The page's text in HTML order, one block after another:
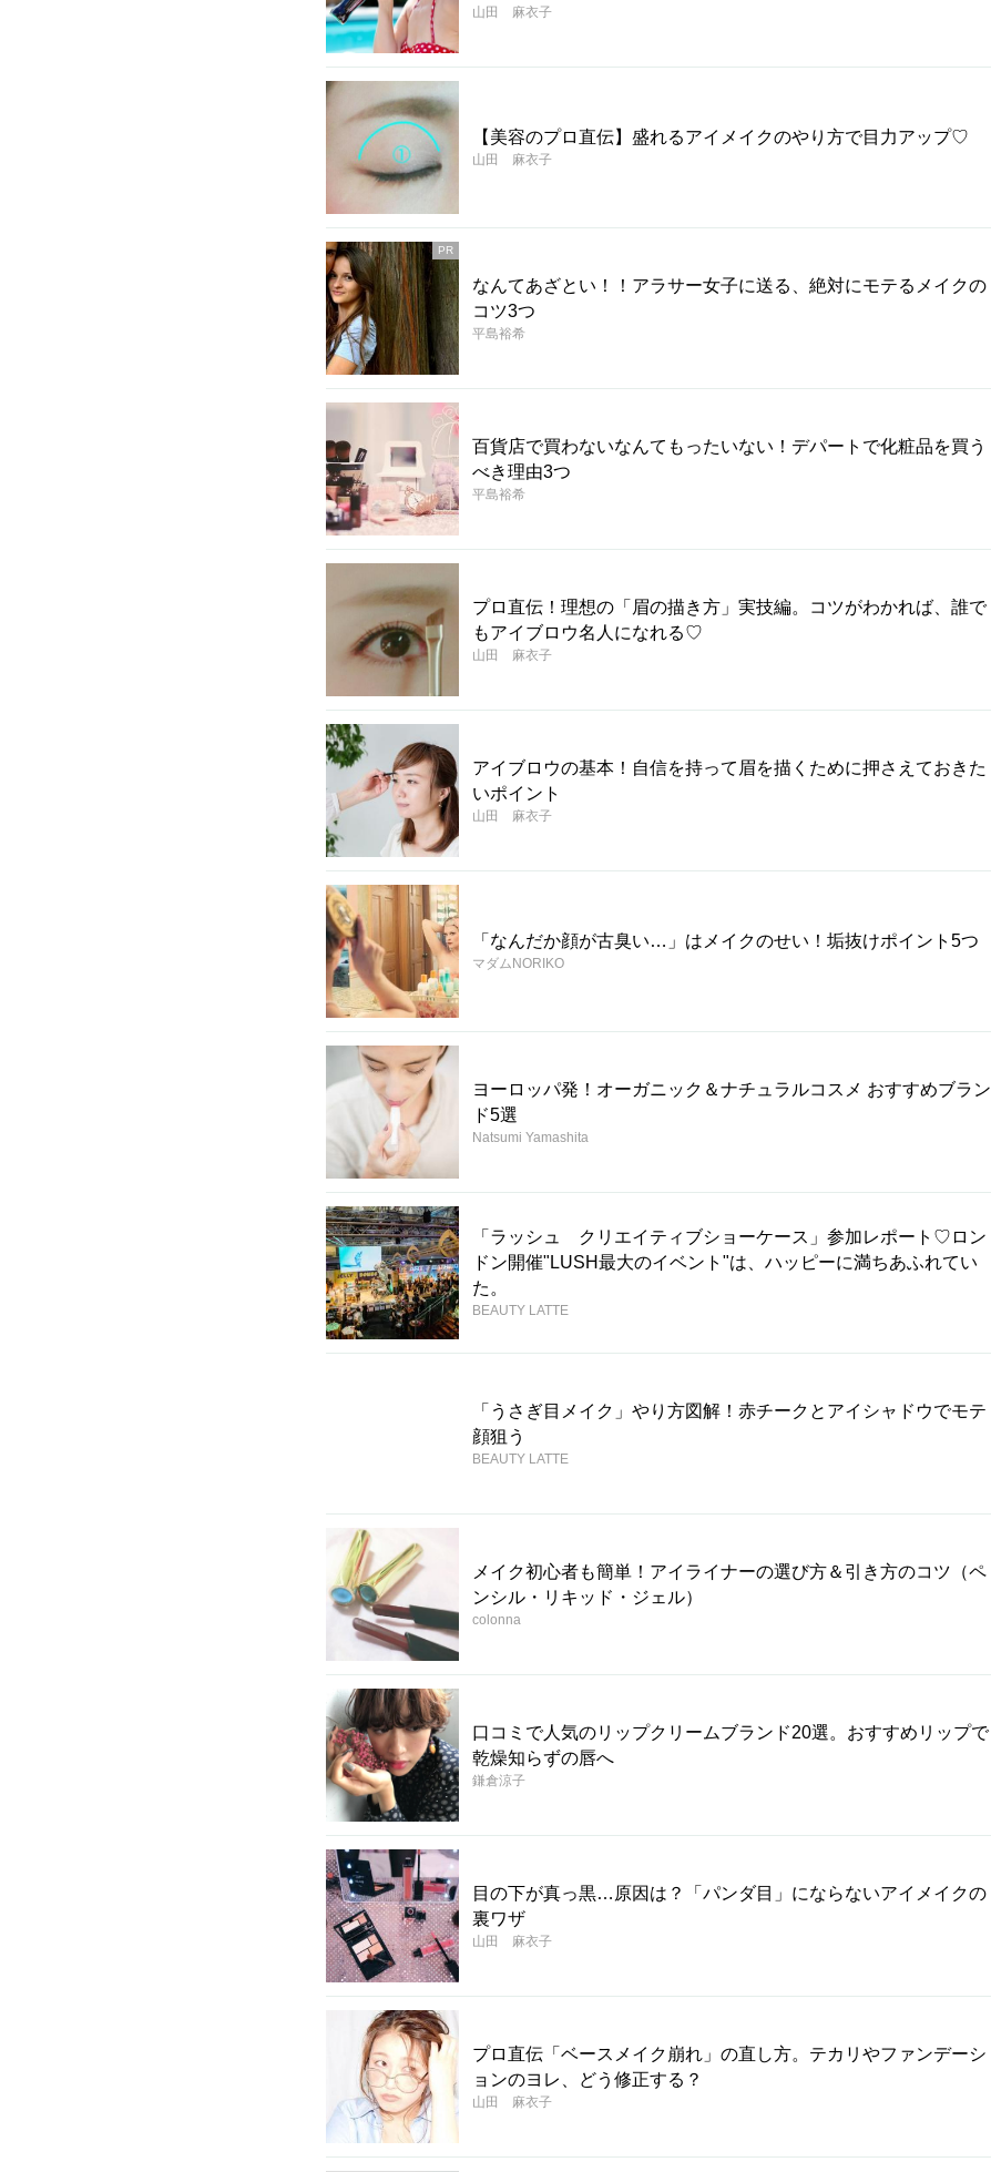
山田 麻衣子
【美容のプロ直伝】盛れるアイメイクのやり方で目力アップ♡
山田 麻衣子
PR
なんてあざとい！！アラサー女子に送る、絶対にモテるメイクの
コツ3つ
平島裕希
百貨店で買わないなんてもったいない！デパートで化粧品を買う
べき理由3つ
平島裕希
プロ直伝！理想の「眉の描き方」実技編。コツがわかれば、誰で
もアイブロウ名人になれる♡
山田 麻衣子
アイブロウの基本！自信を持って眉を描くために押さえておきた
いポイント
山田 麻衣子
「なんだか顔が古臭い…」はメイクのせい！垢抜けポイント5つ
マダムNORIKO
ヨーロッパ発！オーガニック＆ナチュラルコスメ おすすめブラン
ド5選
Natsumi Yamashita
「ラッシュ クリエイティブショーケース」参加レポート♡ロン
ドン開催"LUSH最大のイベント"は、ハッピーに満ちあふれてい
た。
BEAUTY LATTE
「うさぎ目メイク」やり方図解！赤チークとアイシャドウでモテ
顔狙う
BEAUTY LATTE
メイク初心者も簡単！アイライナーの選び方＆引き方のコツ（ペ
ンシル・リキッド・ジェル）
colonna
口コミで人気のリップクリームブランド20選。おすすめリップで
乾燥知らずの唇へ
鎌倉涼子
目の下が真っ黒…原因は？「パンダ目」にならないアイメイクの
裏ワザ
山田 麻衣子
プロ直伝「ベースメイク崩れ」の直し方。テカリやファンデーシ
ョンのヨレ、どう修正する？
山田 麻衣子